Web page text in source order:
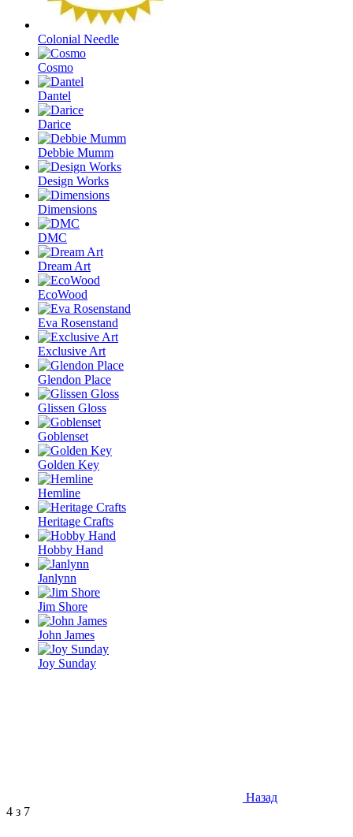
Colonial Needle
Cosmo
Dantel
Darice
Debbie Mumm
Design Works
Dimensions
DMC
Dream Art
EcoWood
Eva Rosenstand
Exclusive Art
Glendon Place
Glissen Gloss
Goblenset
Golden Key
Hemline
Heritage Crafts
Hobby Hand
Janlynn
Jim Shore
John James
Joy Sunday
Назад
4 з 7